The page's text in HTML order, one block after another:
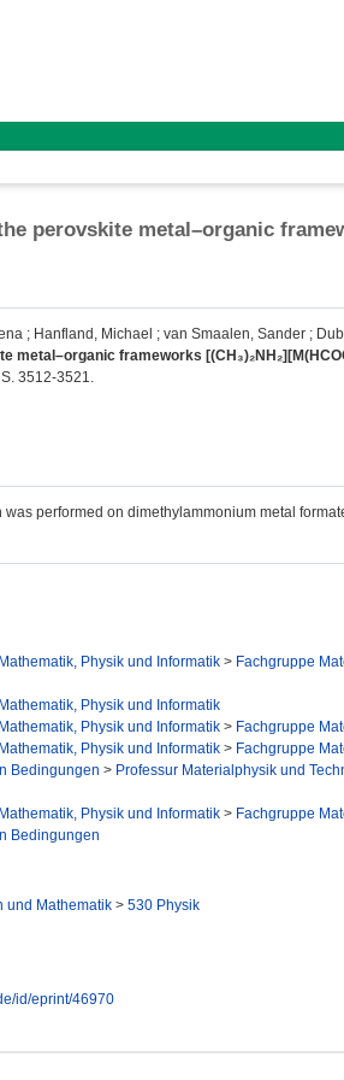
perovskite metal–organic
; Hanfland, Michael ; van Smaalen, Sander ;
metal–organic frameworks
3512-3521.
performed on dimethylammonium metal
Physik und Informatik > Fachgruppe
Physik und Informatik
Physik und Informatik > Fachgruppe
Physik und Informatik > Fachgruppe
Bedingungen > Professur Materialphysik und
Physik und Informatik > Fachgruppe
Bedingungen
und Mathematik > 530 Physik
id/eprint/46970